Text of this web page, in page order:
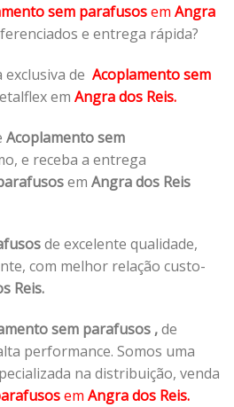
sem parafusosem Angra
e entrega rápida?
de Acoplamento sem
em Angra dos Reis.
Acoplamento sem
e receba a entrega
em Angra dos Reis
de excelente qualidade,
com melhor relação custo-
Reis.
sem parafusos ,de
performance. Somos uma
na distribuição, venda
em Angra dos Reis.